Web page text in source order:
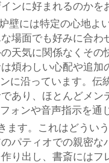
ンに好まれるのか
壁には特定の心地
場面でも好みに合
天気に関係なくそ
煩わしい心配や追
に沿っています。
あり、ほとんどメ
ォンや音声指示を通
す。これはどう
パティオでの親密
り出し、書斎には